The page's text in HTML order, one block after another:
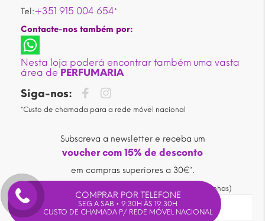
Tel:+351 915 004 654*
Contacte-nos também por:
Nesta loja poderá encontrar também uma vasta
área de PERFUMARIA
Siga-nos:
*Custo de chamada para a rede móvel nacional
Subscreva a newsletter e receba um
voucher com 15% de desconto
em compras superiores a 30€*.
(* não acumuláveis com outras promoções ou campanhas)
COMPRAR POR TELEFONE
SEG A SAB • 9:30H ÀS 19:30H
CUSTO DE CHAMADA P/ REDE MÓVEL NACIONAL